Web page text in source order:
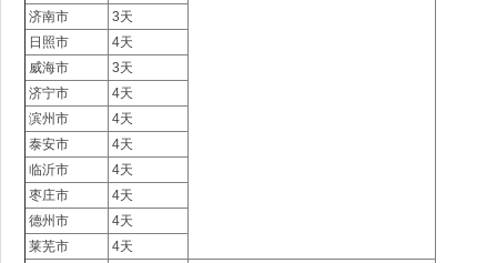
济南市
3天
日照市
4天
威海市
3天
济宁市
4天
滨州市
4天
泰安市
4天
临沂市
4天
枣庄市
4天
德州市
4天
莱芜市
4天